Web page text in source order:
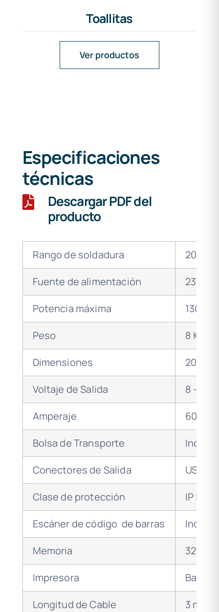
Toallitas
Ver productos
Especificaciones
técnicas
Descargar PDF del
producto
Rango de soldadura 20-160
Fuente de alimentación 230V
Potencia máxima 1300 W
Peso 8 Kg
Dimensiones 200 x
Voltaje de Salida 8 – 48V
Amperaje 60 A
Bolsa de Transporte
Conectores de Salida USB,
Clase de protección IP 54
Escáner de código de barras
Memoria 325
Impresora Bajo
Longitud de Cable 3 m